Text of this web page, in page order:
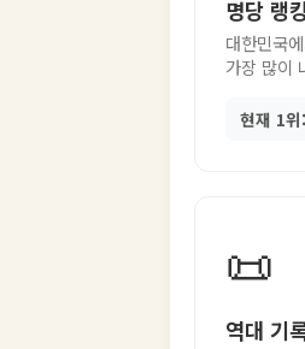
명당 랭
대한민국
가장 많이
현재 1위:
📜
역대 기